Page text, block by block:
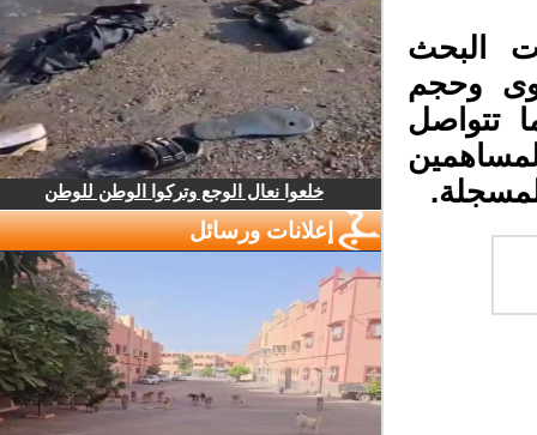
البحث
وحجم
تتواصل
خلعوا نعال الوجع وتركوا الوطن للوطن
إعلانات ورسائل